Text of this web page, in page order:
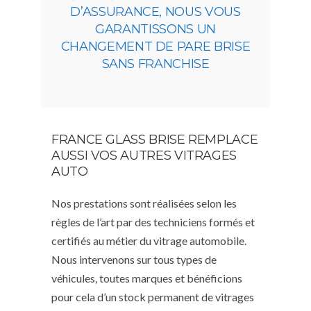
D’ASSURANCE, NOUS VOUS
GARANTISSONS UN
CHANGEMENT DE PARE BRISE
SANS FRANCHISE
FRANCE GLASS BRISE REMPLACE
AUSSI VOS AUTRES VITRAGES
AUTO
Nos prestations sont réalisées selon les
règles de l’art par des techniciens formés et
certifiés au métier du vitrage automobile.
Nous intervenons sur tous types de
véhicules, toutes marques et bénéficions
pour cela d’un stock permanent de vitrages